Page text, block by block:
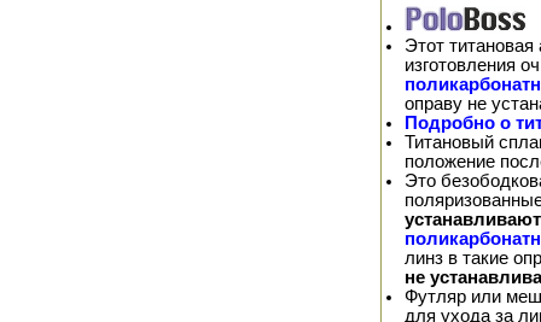
Этот
изготовления
оправу не
Подробно о
Титановый
положение
Это
линз в такие
не
Футляр или
для ухода за